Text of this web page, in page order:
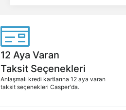
12 Aya Varan
Taksit Seçenekleri
Anlaşmalı kredi kartlarına 12 aya varan
taksit seçenekleri Casper'da.